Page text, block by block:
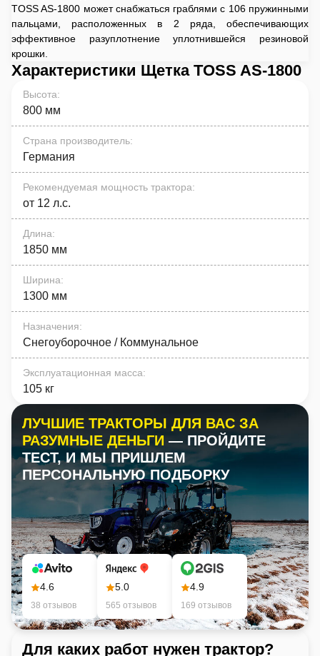
TOSS AS-1800 может снабжаться граблями c 106 пружинными
пальцами, расположенных в 2 ряда, обеспечивающих
эффективное разуплотнение уплотнившейся резиновой
крошки.
Характеристики Щетка TOSS AS-1800
Высота:
800 мм
Страна производитель:
Германия
Рекомендуемая мощность трактора:
от 12 л.с.
Длина:
1850 мм
Ширина:
1300 мм
Назначения:
Снегоуборочное / Коммунальное
Эксплуатационная масса:
105 кг
ЛУЧШИЕ ТРАКТОРЫ ДЛЯ ВАС ЗА
РАЗУМНЫЕ ДЕНЬГИ — ПРОЙДИТЕ
ТЕСТ, И МЫ ПРИШЛЕМ
ПЕРСОНАЛЬНУЮ ПОДБОРКУ
4.6
38 отзывов
5.0
565 отзывов
4.9
169 отзывов
Для каких работ нужен трактор?